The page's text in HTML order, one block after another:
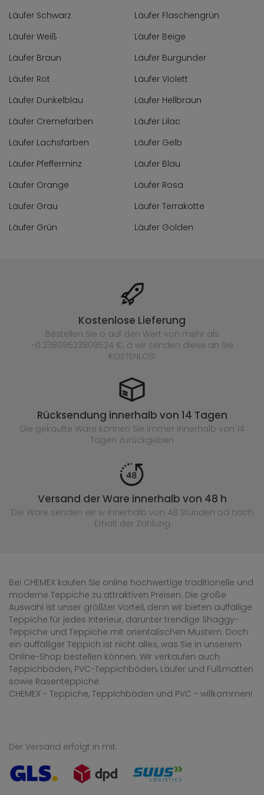
Läufer Schwarz
Läufer Flaschengrün
Läufer Weiß
Läufer Beige
Läufer Braun
Läufer Burgunder
Läufer Rot
Läufer Violett
Läufer Dunkelblau
Läufer Hellbraun
Läufer Cremefarben
Läufer Lilac
Läufer Lachsfarben
Läufer Gelb
Läufer Pfefferminz
Läufer Blau
Läufer Orange
Läufer Rosa
Läufer Grau
Läufer Terrakotte
Läufer Grün
Läufer Golden
Kostenlose Lieferung
Bestellen Sie o auf den Wert von mehr als
-0.23809523809524 €, a wir senden diese an Sie
KOSTENLOS!
Rücksendung innerhalb von 14 Tagen
Die gekaufte Ware können Sie immer innerhalb von 14
Tagen zurückgeben
Versand der Ware innerhalb von 48 h
Die Ware senden wir w innerhalb von 48 Stunden od nach
Erhalt der Zahlung
Bei CHEMEX kaufen Sie online hochwertige traditionelle und
moderne Teppiche zu attraktiven Preisen. Die große
Auswahl ist unser größter Vorteil, denn wir bieten auffällige
Teppiche für jedes Interieur, darunter trendige Shaggy-
Teppiche und Teppiche mit orientalischen Mustern. Doch
ein auffälliger Teppich ist nicht alles, was Sie in unserem
Online-Shop bestellen können. Wir verkaufen auch
Teppichböden, PVC-Teppichböden, Läufer und Fußmatten
sowie Rasenteppiche.
CHEMEX - Teppiche, Teppichböden und PVC - willkommen!
Der Versand erfolgt in mit: